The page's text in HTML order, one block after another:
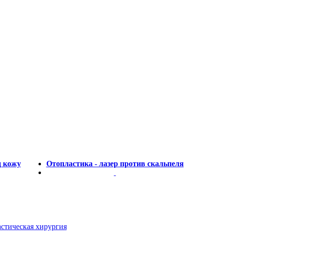
кожу Отопластика - лазер против скальпеля
хирургия